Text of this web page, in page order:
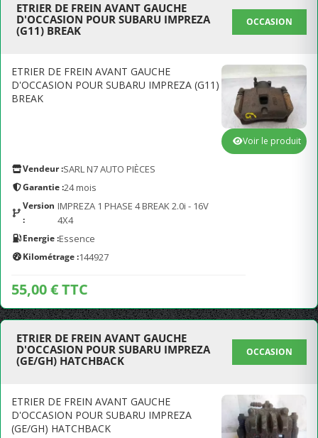
ETRIER DE FREIN AVANT GAUCHE
D'OCCASION POUR SUBARU IMPREZA
(G11) BREAK
OCCASION
ETRIER DE FREIN AVANT GAUCHE
D'OCCASION POUR SUBARU IMPREZA (G11)
BREAK
Vendeur :SARL N7 AUTO PIÈCES
Garantie :24 mois
Version
:
IMPREZA 1 PHASE 4 BREAK 2.0i - 16V
4X4
Energie :Essence
Kilométrage :144927
55,00 € TTC
Voir le produit
ETRIER DE FREIN AVANT GAUCHE
D'OCCASION POUR SUBARU IMPREZA
(GE/GH) HATCHBACK
OCCASION
ETRIER DE FREIN AVANT GAUCHE
D'OCCASION POUR SUBARU IMPREZA
(GE/GH) HATCHBACK